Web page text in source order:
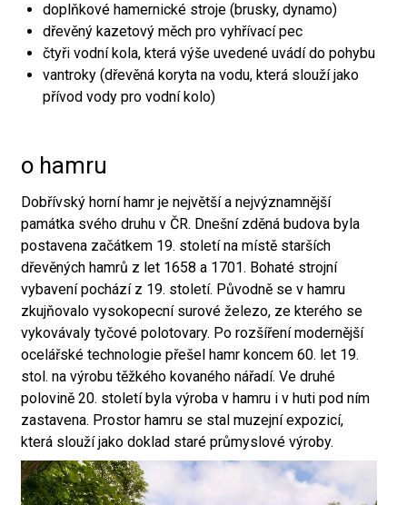
doplňkové hamernické stroje (brusky, dynamo)
dřevěný kazetový měch pro vyhřívací pec
čtyři vodní kola, která výše uvedené uvádí do pohybu
vantroky (dřevěná koryta na vodu, která slouží jako
přívod vody pro vodní kolo)
o hamru
Dobřívský horní hamr je největší a nejvýznamnější
památka svého druhu v ČR. Dnešní zděná budova byla
postavena začátkem 19. století na místě starších
dřevěných hamrů z let 1658 a 1701. Bohaté strojní
vybavení pochází z 19. století. Původně se v hamru
zkujňovalo vysokopecní surové železo, ze kterého se
vykovávaly tyčové polotovary. Po rozšíření modernější
ocelářské technologie přešel hamr koncem 60. let 19.
stol. na výrobu těžkého kovaného nářadí. Ve druhé
polovině 20. století byla výroba v hamru i v huti pod ním
zastavena. Prostor hamru se stal muzejní expozicí,
která slouží jako doklad staré průmyslové výroby.